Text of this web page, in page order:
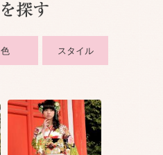
色 スタイル